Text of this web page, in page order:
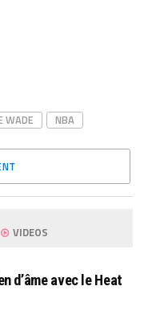
WADE NBA
VIDEOS
d’âme avec le Heat